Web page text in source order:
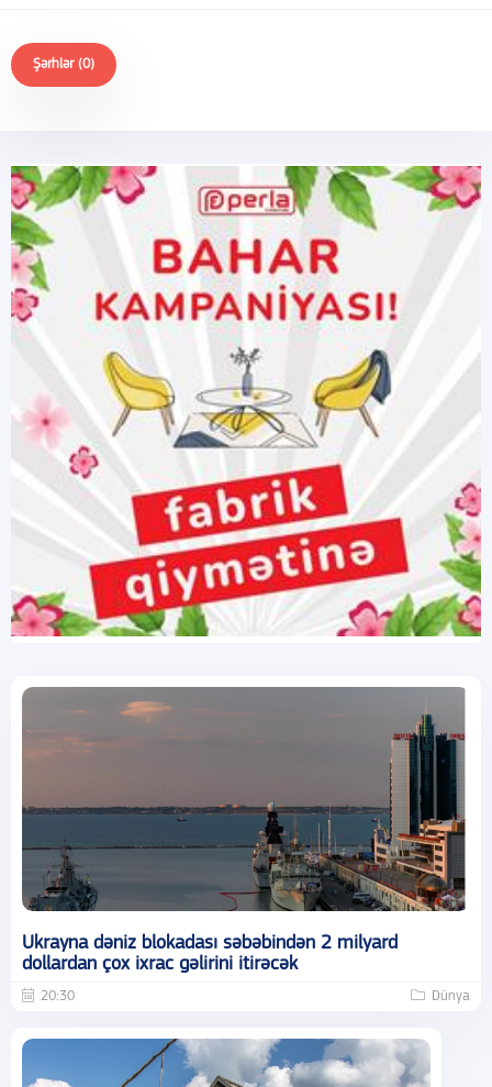
Şərhlər (0)
Ukrayna dəniz blokadası səbəbindən 2 milyard
dollardan çox ixrac gəlirini itirəcək
20:30 Dünya